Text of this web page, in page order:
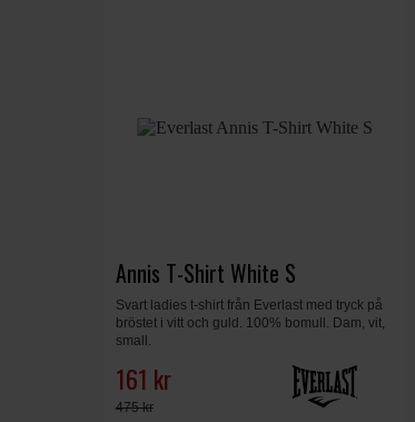
Annis T-Shirt White S
Svart ladies t-shirt från Everlast med tryck på
bröstet i vitt och guld. 100% bomull. Dam, vit,
small.
161 kr
475 kr